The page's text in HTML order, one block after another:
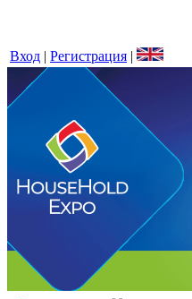
Вход | Регистрация |